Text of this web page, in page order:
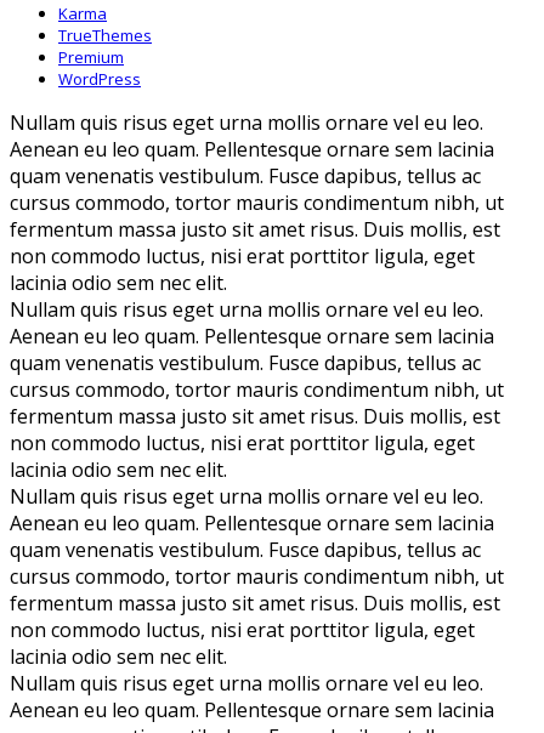
Karma
TrueThemes
Premium
WordPress
Nullam quis risus eget urna mollis ornare vel eu leo.
Aenean eu leo quam. Pellentesque ornare sem lacinia
quam venenatis vestibulum. Fusce dapibus, tellus ac
cursus commodo, tortor mauris condimentum nibh, ut
fermentum massa justo sit amet risus. Duis mollis, est
non commodo luctus, nisi erat porttitor ligula, eget
lacinia odio sem nec elit.
Nullam quis risus eget urna mollis ornare vel eu leo.
Aenean eu leo quam. Pellentesque ornare sem lacinia
quam venenatis vestibulum. Fusce dapibus, tellus ac
cursus commodo, tortor mauris condimentum nibh, ut
fermentum massa justo sit amet risus. Duis mollis, est
non commodo luctus, nisi erat porttitor ligula, eget
lacinia odio sem nec elit.
Nullam quis risus eget urna mollis ornare vel eu leo.
Aenean eu leo quam. Pellentesque ornare sem lacinia
quam venenatis vestibulum. Fusce dapibus, tellus ac
cursus commodo, tortor mauris condimentum nibh, ut
fermentum massa justo sit amet risus. Duis mollis, est
non commodo luctus, nisi erat porttitor ligula, eget
lacinia odio sem nec elit.
Nullam quis risus eget urna mollis ornare vel eu leo.
Aenean eu leo quam. Pellentesque ornare sem lacinia